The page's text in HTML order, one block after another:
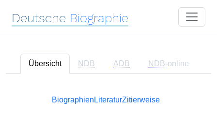
Deutsche Biographie
Übersicht NDB ADB NDB-online
Biographien LiteraturZitierweise